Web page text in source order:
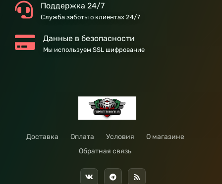
Поддержка 24/7
Служба заботы о клиентах 24/7
Данные в безопасности
Мы используем SSL шифрование
Доставка Оплата Условия
О магазине
Обратная связь